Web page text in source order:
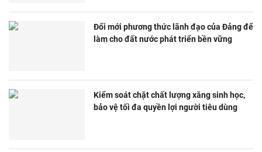
Đổi mới phương thức lãnh đạo của Đảng để
làm cho đất nước phát triển bền vững
Kiểm soát chặt chất lượng xăng sinh học,
bảo vệ tối đa quyền lợi người tiêu dùng